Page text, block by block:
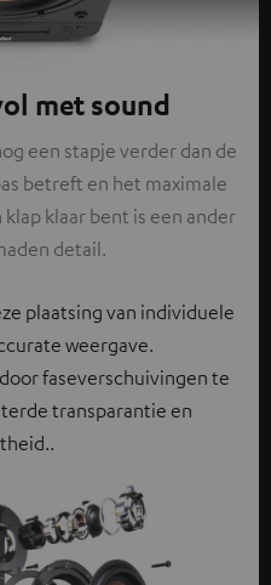
met sound
een stapje verder dan de
betreft en het maximale
klaar bent is een ander
detail.
plaatsing van individuele
weergave.
faseverschuivingen te
transparantie en